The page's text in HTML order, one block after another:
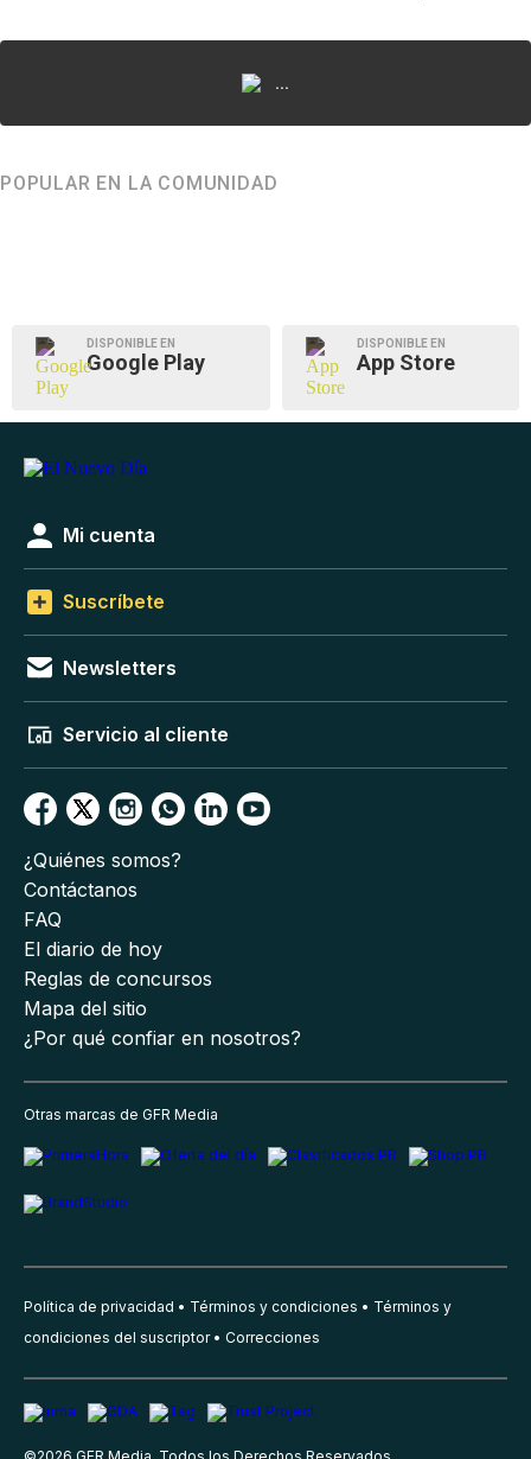
...
POPULAR EN LA COMUNIDAD
DISPONIBLE EN
Google Play
DISPONIBLE EN
App Store
Mi cuenta
Suscríbete
Newsletters
Servicio al cliente
¿Quiénes somos?
Contáctanos
FAQ
El diario de hoy
Reglas de concursos
Mapa del sitio
¿Por qué confiar en nosotros?
Otras marcas de GFR Media
Política de privacidad Términos y condiciones
Términos y
condiciones del suscriptor
Correcciones